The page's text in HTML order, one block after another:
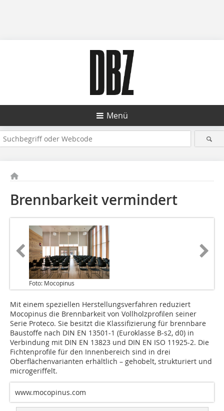
Menü
Brennbarkeit vermindert
Foto: Mocopinus
Mit einem speziellen Herstellungsverfahren reduziert
Mocopinus die Brennbarkeit von Vollholzprofilen seiner
Serie Proteco. Sie besitzt die Klassifizierung für brennbare
Baustoffe nach DIN EN 13501-1 (Euroklasse B-s2, d0) in
Verbindung mit DIN EN 13823 und DIN EN ISO 11925-2. Die
Fichtenprofile für den Innenbereich sind in drei
Oberflächen­varianten erhältlich – gehobelt, strukturiert und
microgeriffelt.
www.mocopinus.com